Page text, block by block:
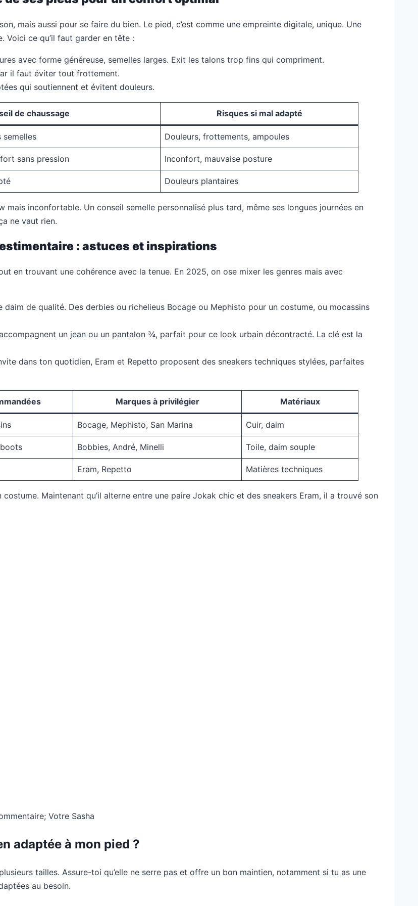
mais aussi pour se faire du bien. Le pied, c’est comme une empreinte digitale, unique. Une
Voici ce qu’il faut garder en tête :
avec forme généreuse, semelles larges. Exit les talons trop fins qui compriment.
il faut éviter tout frottement.
qui soutiennent et évitent douleurs.
de chaussage Risques si mal adapté
semelles Douleurs, frottements, ampoules
sans pression Inconfort, mauvaise posture
Douleurs plantaires
mais inconfortable. Un conseil semelle personnalisé plus tard, même ses longues journées en
ne vaut rien.
: astuces et inspirations
en trouvant une cohérence avec la tenue. En 2025, on ose mixer les genres mais avec
daim de qualité. Des derbies ou richelieus Bocage ou Mephisto pour un costume, ou mocassins
un jean ou un pantalon ¾, parfait pour ce look urbain décontracté. La clé est la
dans ton quotidien, Eram et Repetto proposent des sneakers techniques stylées, parfaites
Marques à privilégier Matériaux
Bocage, Mephisto, San Marina Cuir, daim
Bobbies, André, Minelli Toile, daim souple
Eram, Repetto Matières techniques
Maintenant qu’il alterne entre une paire Jokak chic et des sneakers Eram, il a trouvé son
Votre Sasha
adaptée à mon pied ?
tailles. Assure-toi qu’elle ne serre pas et offre un bon maintien, notamment si tu as une
au besoin.